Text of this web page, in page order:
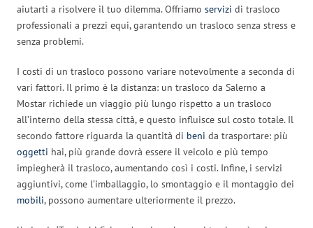
aiutarti a risolvere il tuo dilemma. Offriamo servizi di trasloco
professionali a prezzi equi, garantendo un trasloco senza stress e
senza problemi.
I costi di un trasloco possono variare notevolmente a seconda di
vari fattori. Il primo è la distanza: un trasloco da Salerno a
Mostar richiede un viaggio più lungo rispetto a un trasloco
all’interno della stessa città, e questo influisce sul costo totale. Il
secondo fattore riguarda la quantità di beni da trasportare: più
oggetti hai, più grande dovrà essere il veicolo e più tempo
impiegherà il trasloco, aumentando così i costi. Infine, i servizi
aggiuntivi, come l’imballaggio, lo smontaggio e il montaggio dei
mobili, possono aumentare ulteriormente il prezzo.